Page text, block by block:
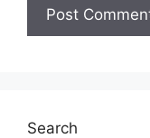
Pelukis
Search